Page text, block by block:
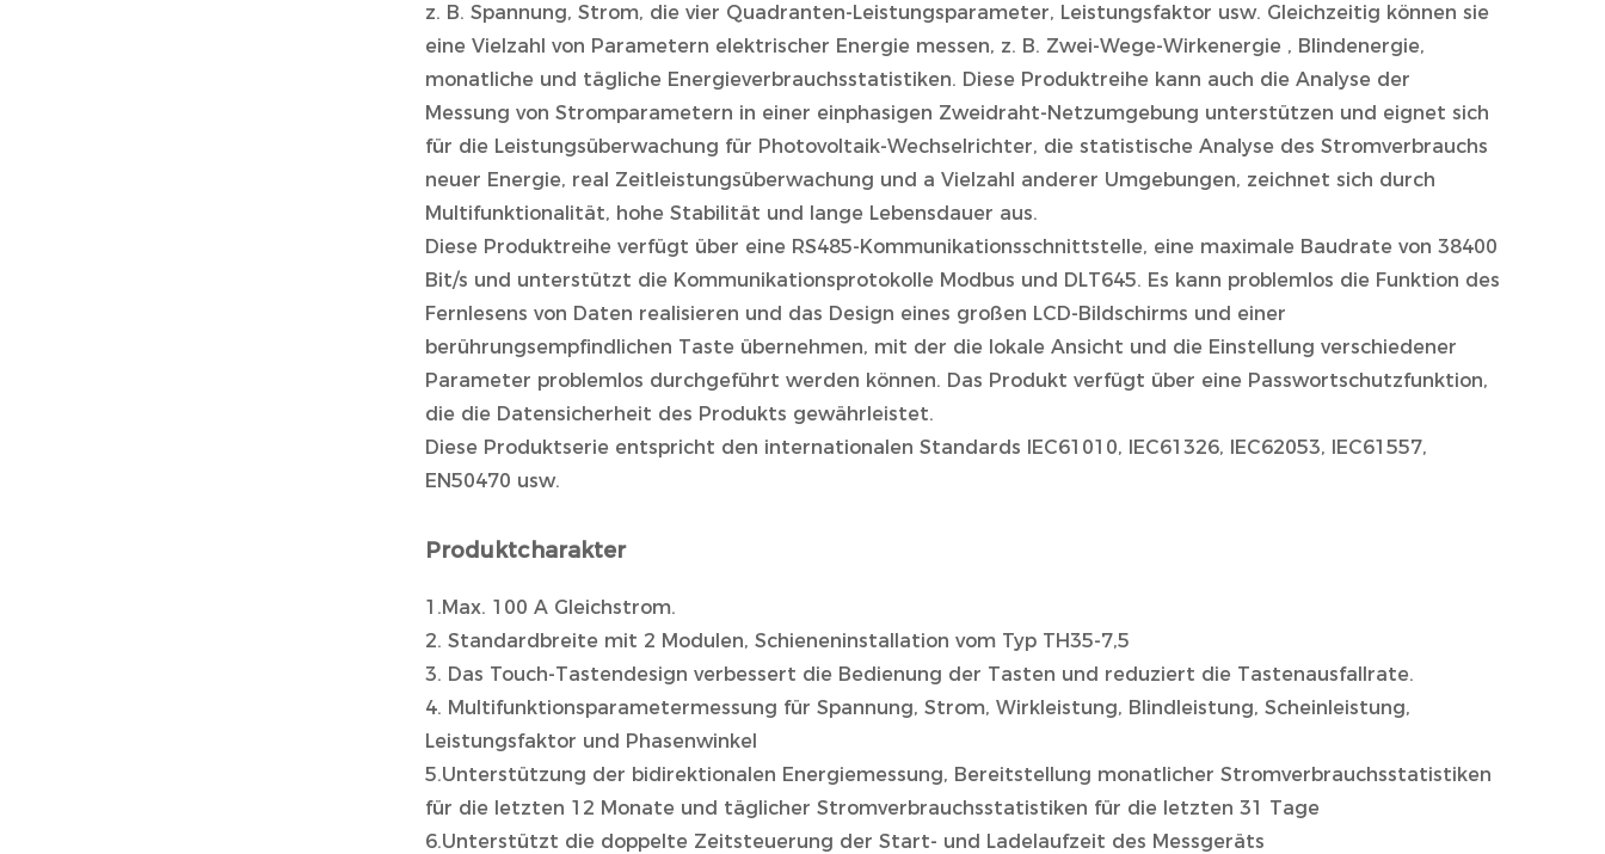
z. B. Spannung, Strom, die vier Quadranten-Leistungsparameter, Leistungsfaktor usw. Gleichzeitig können sie
eine Vielzahl von Parametern elektrischer Energie messen, z. B. Zwei-Wege-Wirkenergie , Blindenergie,
monatliche und tägliche Energieverbrauchsstatistiken. Diese Produktreihe kann auch die Analyse der
Messung von Stromparametern in einer einphasigen Zweidraht-Netzumgebung unterstützen und eignet sich
für die Leistungsüberwachung für Photovoltaik-Wechselrichter, die statistische Analyse des Stromverbrauchs
neuer Energie, real Zeitleistungsüberwachung und a Vielzahl anderer Umgebungen, zeichnet sich durch
Multifunktionalität, hohe Stabilität und lange Lebensdauer aus.
Diese Produktreihe verfügt über eine RS485-Kommunikationsschnittstelle, eine maximale Baudrate von 38400
Bit/s und unterstützt die Kommunikationsprotokolle Modbus und DLT645. Es kann problemlos die Funktion des
Fernlesens von Daten realisieren und das Design eines großen LCD-Bildschirms und einer
berührungsempfindlichen Taste übernehmen, mit der die lokale Ansicht und die Einstellung verschiedener
Parameter problemlos durchgeführt werden können. Das Produkt verfügt über eine Passwortschutzfunktion,
die die Datensicherheit des Produkts gewährleistet.
Diese Produktserie entspricht den internationalen Standards IEC61010, IEC61326, IEC62053, IEC61557,
EN50470 usw.
Produktcharakter
1.Max. 100 A Gleichstrom.
2. Standardbreite mit 2 Modulen, Schieneninstallation vom Typ TH35-7,5
3. Das Touch-Tastendesign verbessert die Bedienung der Tasten und reduziert die Tastenausfallrate.
4. Multifunktionsparametermessung für Spannung, Strom, Wirkleistung, Blindleistung, Scheinleistung,
Leistungsfaktor und Phasenwinkel
5.Unterstützung der bidirektionalen Energiemessung, Bereitstellung monatlicher Stromverbrauchsstatistiken
für die letzten 12 Monate und täglicher Stromverbrauchsstatistiken für die letzten 31 Tage
6.Unterstützt die doppelte Zeitsteuerung der Start- und Ladelaufzeit des Messgeräts